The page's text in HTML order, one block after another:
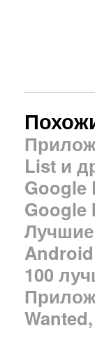
List и
Google
Google
Android
100